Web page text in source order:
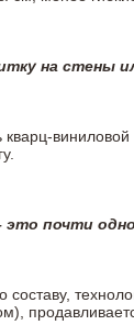
на стены
это почти